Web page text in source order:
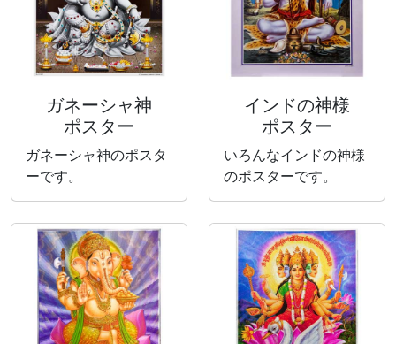
ガネーシャ神
ポスター
ガネーシャ神のポスタ
ーです。
インドの神様
ポスター
いろんなインドの神様
のポスターです。